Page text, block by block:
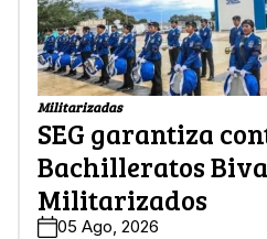
Militarizadas
SEG garantiza
Bachilleratos
Militarizados
05 Ago, 2026